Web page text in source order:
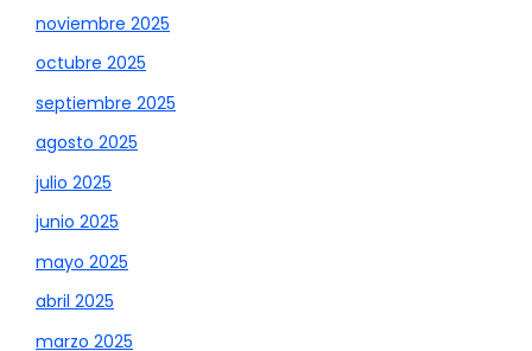
noviembre 2025
octubre 2025
septiembre 2025
agosto 2025
julio 2025
junio 2025
mayo 2025
abril 2025
marzo 2025